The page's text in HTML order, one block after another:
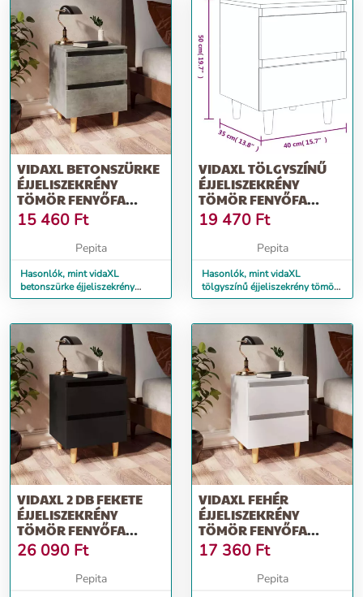
VIDAXL BETONSZÜRKE
ÉJJELISZEKRÉNY
TÖMÖR FENYŐFA
LÁBAKKAL 40X35X50
CM
15 460 Ft
Pepita
Hasonlók, mint vidaXL
betonszürke éjjeliszekrény
tömör fenyőfa lábakkal
VIDAXL TÖLGYSZÍNŰ
ÉJJELISZEKRÉNY
TÖMÖR FENYŐFA
LÁBAKKAL 40X35X50
CM
19 470 Ft
Pepita
Hasonlók, mint vidaXL
tölgyszínű éjjeliszekrény tömör
fenyőfa lábakkal 40x35x50 cm
VIDAXL 2 DB FEKETE
ÉJJELISZEKRÉNY
TÖMÖR FENYŐFA
LÁBAKKAL 40X35X50
CM
26 090 Ft
Pepita
VIDAXL FEHÉR
ÉJJELISZEKRÉNY
TÖMÖR FENYŐFA
LÁBAKKAL 40 X 35 X 50
CM
17 360 Ft
Pepita